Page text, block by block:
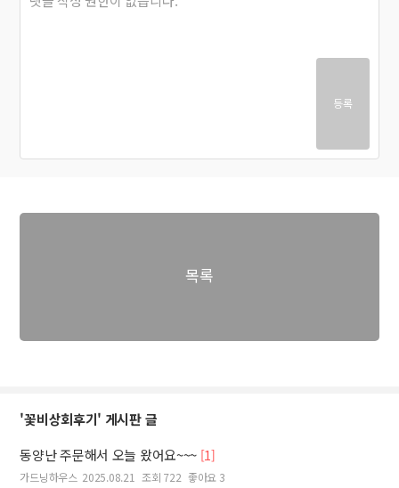
등록
목록
'꽃비상회후기' 게시판 글
동양난 주문해서 오늘 왔어요~~~ [1]
가드닝하우스 2025.08.21 조회 722 좋아요 3